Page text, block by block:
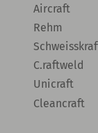
Aircraft
Rehm
C.raftweld
Unicraft
Cleancraft